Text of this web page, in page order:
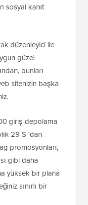
sosyal kanıt
düzenleyici ile
güzel
bunları
sitenizin başka
giriş depolama
29 $ 'dan
promosyonları,
gibi daha
yüksek bir plana
sınırlı bir